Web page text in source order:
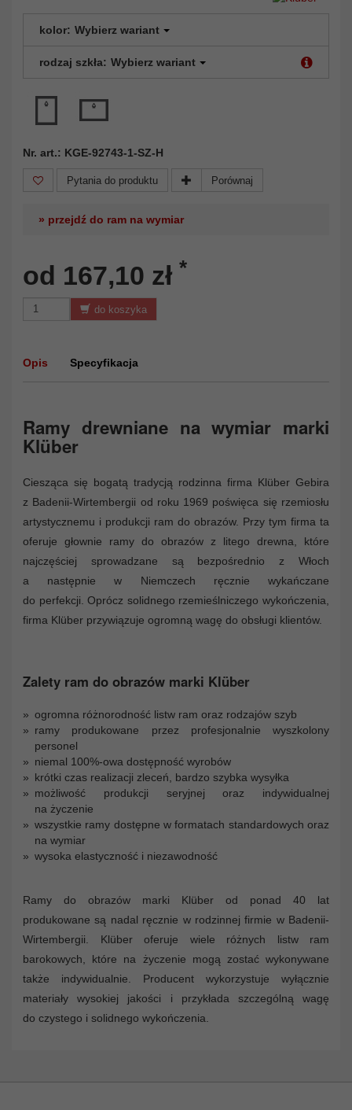
kolor: Wybierz wariant
rodzaj szkła: Wybierz wariant
Nr. art.: KGE-92743-1-SZ-H
Pytania do produktu Porównaj
» przejdź do ram na wymiar
od 167,10 zł *
do koszyka
Opis Specyfikacja
Ramy drewniane na wymiar marki
Klüber
Ciesząca się bogatą tradycją rodzinna firma Klüber Gebira
z Badenii-Wirtembergii od roku 1969 poświęca się rzemiosłu
artystycznemu i produkcji ram do obrazów. Przy tym firma ta
oferuje głownie ramy do obrazów z litego drewna, które
najczęściej sprowadzane są bezpośrednio z Włoch
a następnie w Niemczech ręcznie wykańczane
do perfekcji. Oprócz solidnego rzemieślniczego wykończenia,
firma Klüber przywiązuje ogromną wagę do obsługi klientów.
Zalety ram do obrazów marki Klüber
ogromna różnorodność listw ram oraz rodzajów szyb
ramy produkowane przez profesjonalnie wyszkolony
personel
niemal 100%-owa dostępność wyrobów
krótki czas realizacji zleceń, bardzo szybka wysyłka
możliwość produkcji seryjnej oraz indywidualnej
na życzenie
wszystkie ramy dostępne w formatach standardowych oraz
na wymiar
wysoka elastyczność i niezawodność
Ramy do obrazów marki Klüber od ponad 40 lat
produkowane są nadal ręcznie w rodzinnej firmie w Badenii-
Wirtembergii. Klüber oferuje wiele różnych listw ram
barokowych, które na życzenie mogą zostać wykonywane
także indywidualnie. Producent wykorzystuje wyłącznie
materiały wysokiej jakości i przykłada szczególną wagę
do czystego i solidnego wykończenia.